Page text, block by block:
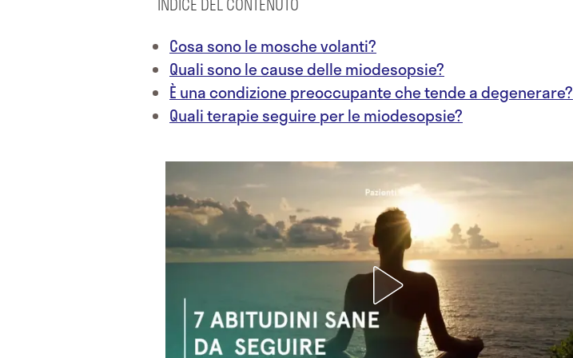
INDICE DEL CONTENUTO
Cosa sono le mosche volanti?
Quali sono le cause delle miodesopsie?
È una condizione preoccupante che tende a degenerare?
Quali terapie seguire per le miodesopsie?